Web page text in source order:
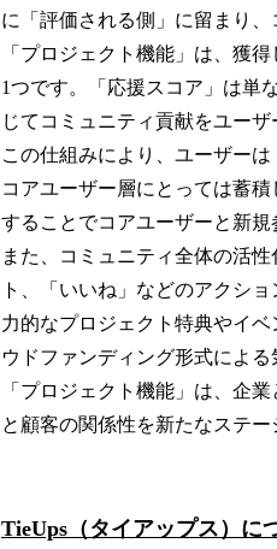
に「評価される側」に留まり
「プロジェクト機能」は、獲
1つです。「応援スコア」は単
じてコミュニティ貢献をユーザ
この仕組みにより、ユーザー
コアユーザー層にとっては蓄
することでコアユーザーと新
また、コミュニティ全体の活
ト、「いいね」などのアクシ
力的なプロジェクト特典やイ
ウドファンディング形式によ
「プロジェクト機能」は、企
と顧客の関係性を新たなステー
TieUps（タイアップス）に